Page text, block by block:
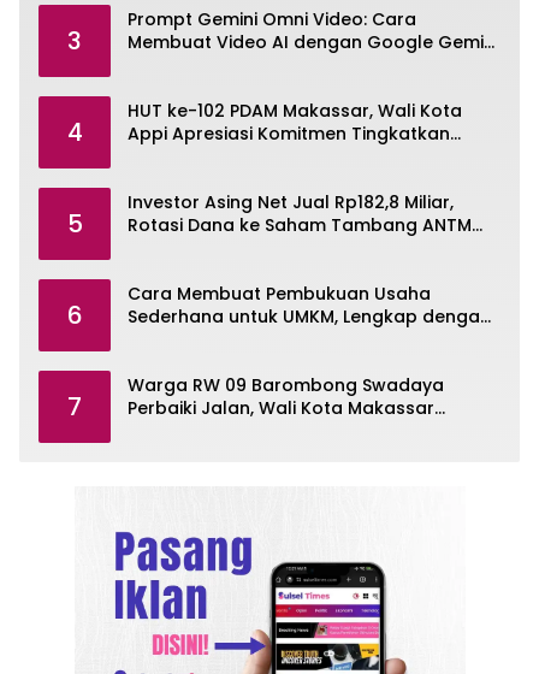
3
Prompt Gemini Omni Video: Cara
Membuat Video AI dengan Google Gemini
4
HUT ke-102 PDAM Makassar, Wali Kota
Appi Apresiasi Komitmen Tingkatkan
5
Investor Asing Net Jual Rp182,8 Miliar,
Rotasi Dana ke Saham Tambang ANTM
6
Cara Membuat Pembukuan Usaha
Sederhana untuk UMKM, Lengkap dengan
7
Warga RW 09 Barombong Swadaya
Perbaiki Jalan, Wali Kota Makassar